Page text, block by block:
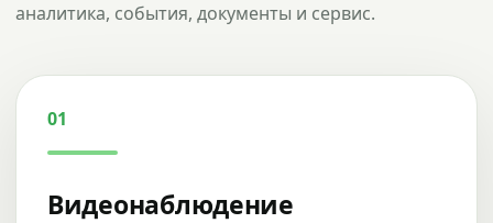
аналитика, события, документы и сервис.
01
Видеонаблюдение